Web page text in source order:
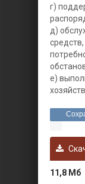
г)
д)
е)
11,8 Мб